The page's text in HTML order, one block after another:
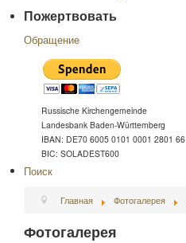
Пожертвовать
Обращение
Russische Kirchengemeinde
Landesbank Baden-Württemberg
IBAN: DE70 6005 0101 0001 2801 66
BIC: SOLADEST600
Поиск
Главная Фотогалерея
Фотогалерея